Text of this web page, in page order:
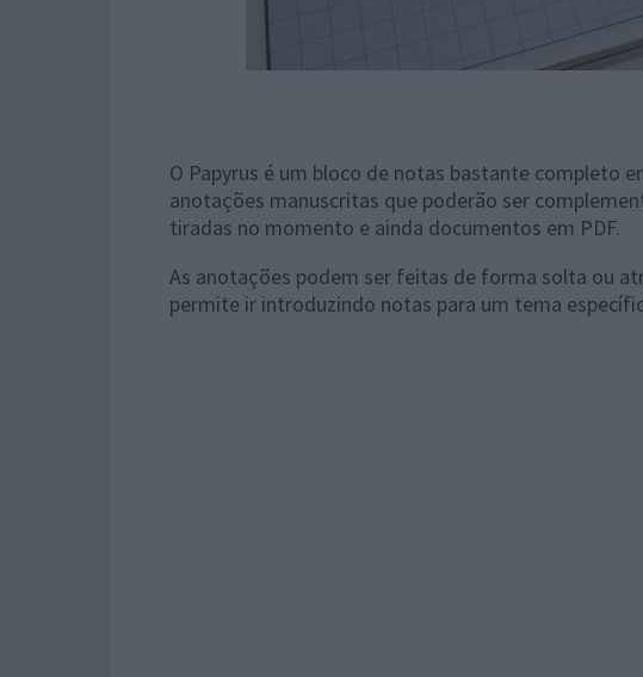
O Papyrus é um bloco de notas bastante completo
anotações manuscritas que poderão ser
tiradas no momento e ainda documentos em PDF.
As anotações podem ser feitas de forma solta ou
permite ir introduzindo notas para um tema